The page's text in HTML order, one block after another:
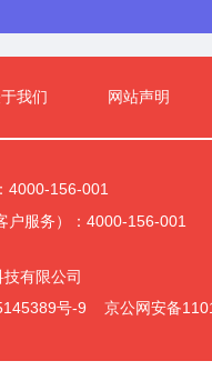
我们 网站声明
4000-156-001
户服务）：4000-156-001
有限公司
号-9 京公网安备